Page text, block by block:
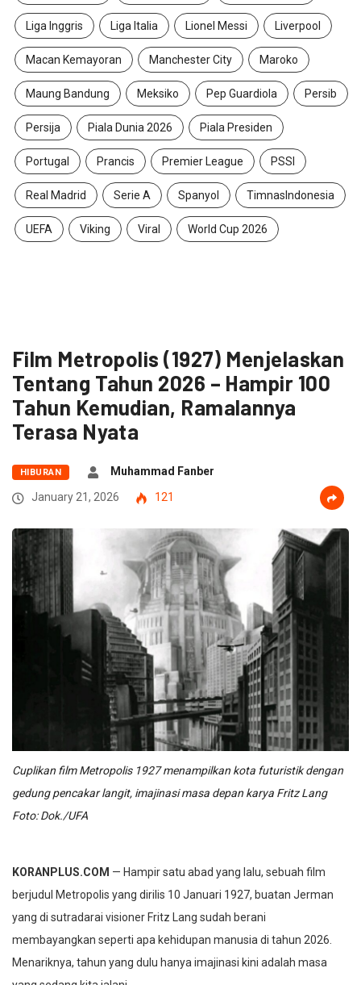
Liga Inggris Liga Italia Lionel Messi Liverpool
Macan Kemayoran Manchester City Maroko
Maung Bandung Meksiko Pep Guardiola Persib
Persija Piala Dunia 2026 Piala Presiden
Portugal Prancis Premier League PSSI
Real Madrid Serie A Spanyol TimnasIndonesia
UEFA Viking Viral World Cup 2026
Film Metropolis (1927) Menjelaskan
Tentang Tahun 2026 – Hampir 100
Tahun Kemudian, Ramalannya
Terasa Nyata
HIBURAN
Muhammad Fanber
January 21, 2026
121
Cuplikan film Metropolis 1927 menampilkan kota futuristik dengan
gedung pencakar langit, imajinasi masa depan karya Fritz Lang
Foto: Dok./UFA
KORANPLUS.COM — Hampir satu abad yang lalu, sebuah film
berjudul Metropolis yang dirilis 10 Januari 1927, buatan Jerman
yang di sutradarai visioner Fritz Lang sudah berani
membayangkan seperti apa kehidupan manusia di tahun 2026.
Menariknya, tahun yang dulu hanya imajinasi kini adalah masa